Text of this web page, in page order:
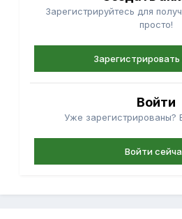
Зарегистрируйтесь для
просто!
Зарегистрировать
Войти
Уже зарегистрированы?
Войти